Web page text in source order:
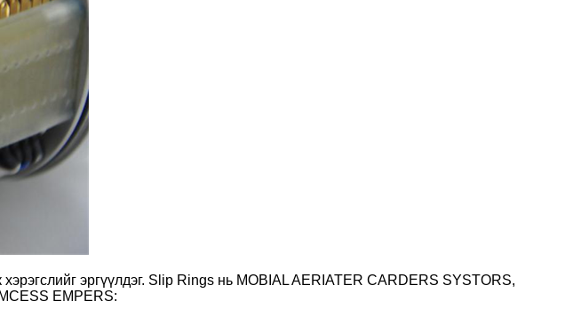
эргүүлдэг. Slip Rings нь MOBIAL AERIATER CARDERS SYSTORS,
EMPERS: